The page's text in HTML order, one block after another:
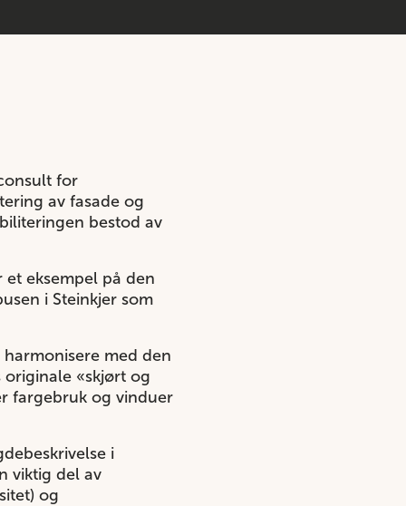
for
av fasade og
bestod av
eksempel på den
i Steinkjer som
med den
«skjørt og
fargebruk og vinduer
i
viktig del av
og